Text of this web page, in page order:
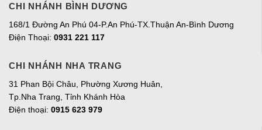
CHI NHÁNH BÌNH DƯƠNG
168/1 Đường An Phú 04-P.An Phú-TX.Thuận An-Bình Dương
Điện Thoại: 0931 221 117
CHI NHÁNH NHA TRANG
31 Phan Bội Châu, Phường Xương Huân,
Tp.Nha Trang, Tỉnh Khánh Hòa
Điện thoại: 0915 623 979